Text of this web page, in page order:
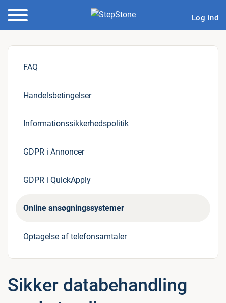
Log ind
FAQ
Handelsbetingelser
Informationssikkerhedspolitik
GDPR i Annoncer
GDPR i QuickApply
Online ansøgningssystemer
Optagelse af telefonsamtaler
Sikker databehandling